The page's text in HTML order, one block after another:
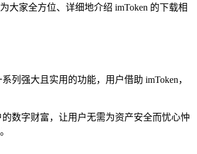
大家全方位、详细地介绍 imToken 的下载相
列强大且实用的功能，用户借助 imToken，
数字财富，让用户无需为资产安全而忧心忡